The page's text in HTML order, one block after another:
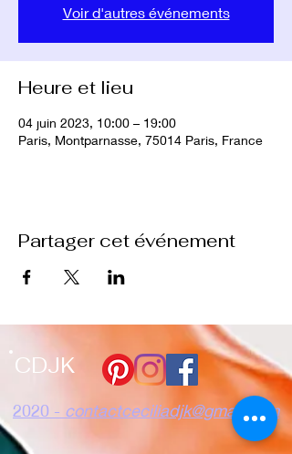
Voir d'autres événements
Heure et lieu
04 juin 2023, 10:00 – 19:00
Paris, Montparnasse, 75014 Paris, France
Partager cet événement
2020 - contactceciliadjk@gmail.com
CDJK